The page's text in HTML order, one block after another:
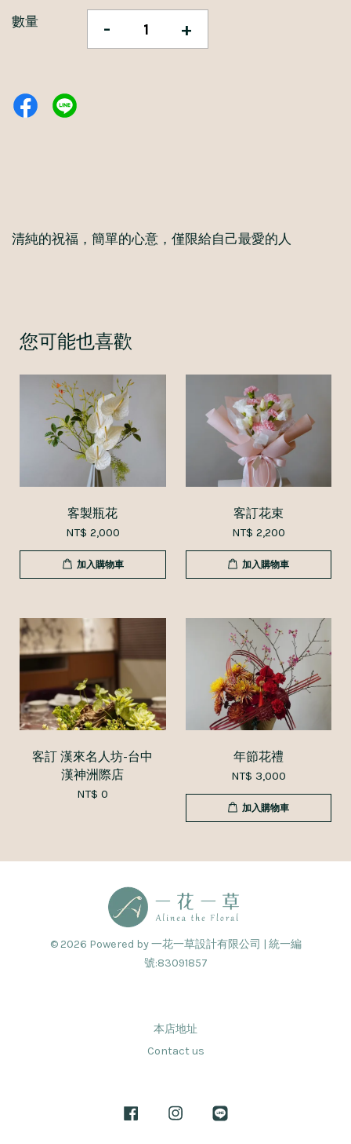
數量 - +
清純的祝福，簡單的心意，僅限給自己最愛的人
您可能也喜歡
客製瓶花
NT$ 2,000
加入購物車
客訂花束
NT$ 2,200
加入購物車
客訂 漢來名人坊-台中
漢神洲際店
NT$ 0
年節花禮
NT$ 3,000
加入購物車
© 2026 Powered by 一花一草設計有限公司 | 統一編
號:83091857
本店地址
Contact us
Facebook Instagram